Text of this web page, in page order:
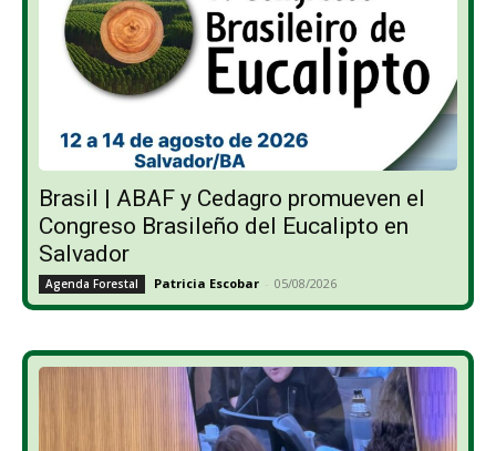
Brasil | ABAF y Cedagro promueven el
Congreso Brasileño del Eucalipto en
Salvador
Agenda Forestal Patricia Escobar - 05/08/2026